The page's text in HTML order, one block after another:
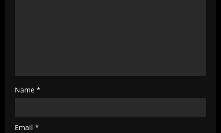
Name *
Email *